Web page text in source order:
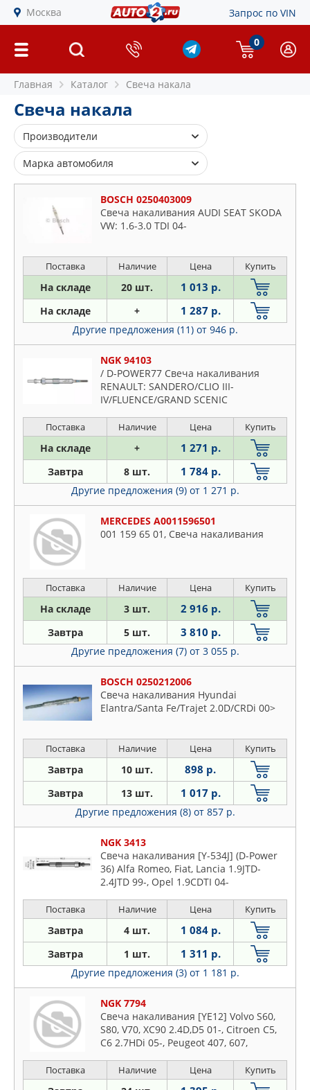
Москва Запрос по VIN
0
Главная Каталог Свеча накала
Свеча накала
Производители
4U
AMD
BERU
BLUE PRINT
BMW
BOSCH
BREMI
BRISK
CHAMPION
DENSO
FEBEST
FEBI
FIAT
HIDRIA
HKT
HYUNDAI-KIA
JAGUAR
JAPANPARTS
JAPKO
JP GROUP
KIA
KRAUF
LAND ROVER
LEX
MASUMA
MERCEDES
MEYLE
MITSUBISHI
NSP
PART-ONE
PATRON
PEUGEOT
RENAULT
SAT
SSANGYONG
STARTVOLT
STELLOX
SWAG
TOYOTA
Марка автомобиля
Alfa Romeo
BMW
Cadillac
Chevrolet
Chrysler
Citroen
Dodge
Honda
Hummer
Hyundai
Infiniti
Isuzu
Iveco
Jaguar
Jeep
KIA
Lancia
Land Rover
Lexus
Mitsubishi
Nissan
Peugeot
Plymouth
Porsche
Proton
Renault
Saab
Skoda
Ssangyong
Subaru
Suzuki
Volvo
BOSCH 0250403009
Свеча накаливания AUDI SEAT SKODA
VW: 1.6-3.0 TDI 04-
Поставка Наличие Цена Купить
На складе 20 шт. 1 013 р.
На складе + 1 287 р.
Другие предложения (11) от 946 р.
NGK 94103
/ D-POWER77 Свеча накаливания
RENAULT: SANDERO/CLIO III-
IV/FLUENCE/GRAND SCENIC
II/LOGAN/DUSTER II 1.5D 08- NISSAN:
JUKE 1.5D 10-
Поставка Наличие Цена Купить
На складе + 1 271 р.
Завтра 8 шт. 1 784 р.
Другие предложения (9) от 1 271 р.
MERCEDES A0011596501
001 159 65 01, Свеча накаливания
Поставка Наличие Цена Купить
На складе 3 шт. 2 916 р.
Завтра 5 шт. 3 810 р.
Другие предложения (7) от 3 055 р.
BOSCH 0250212006
Свеча накаливания Hyundai
Elantra/Santa Fe/Trajet 2.0D/CRDi 00>
Поставка Наличие Цена Купить
Завтра 10 шт. 898 р.
Завтра 13 шт. 1 017 р.
Другие предложения (8) от 857 р.
NGK 3413
Свеча накаливания [Y-534J] (D-Power
36) Alfa Romeo, Fiat, Lancia 1.9JTD-
2.4JTD 99-, Opel 1.9CDTI 04-
Поставка Наличие Цена Купить
Завтра 4 шт. 1 084 р.
Завтра 1 шт. 1 311 р.
Другие предложения (3) от 1 181 р.
NGK 7794
Свеча накаливания [YE12] Volvo S60,
S80, V70, XC90 2.4D,D5 01-, Citroen C5,
C6 2.7HDi 05-, Peugeot 407, 607,
Поставка Наличие Цена Купить